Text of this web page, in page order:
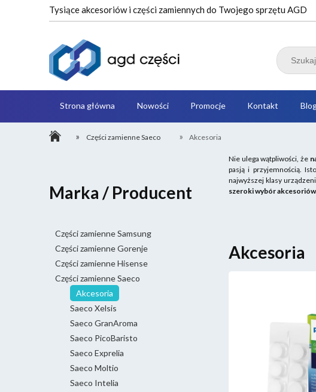
Tysiące akcesoriów i części zamiennych do Twojego sprzętu AGD
Strona główna Nowości Promocje Kontakt
» Części zamienne Saeco » Akcesoria
Marka / Producent
Części zamienne Samsung
Części zamienne Gorenje
Części zamienne Hisense
Części zamienne Saeco
Akcesoria
Saeco Xelsis
Saeco GranAroma
Saeco PicoBaristo
Saeco Exprelia
Saeco Moltio
Saeco Intelia
Nie ulega wątpliwości, że
pasją i przyjemnością.
najwyższej klasy
szeroki wybór
Akcesoria